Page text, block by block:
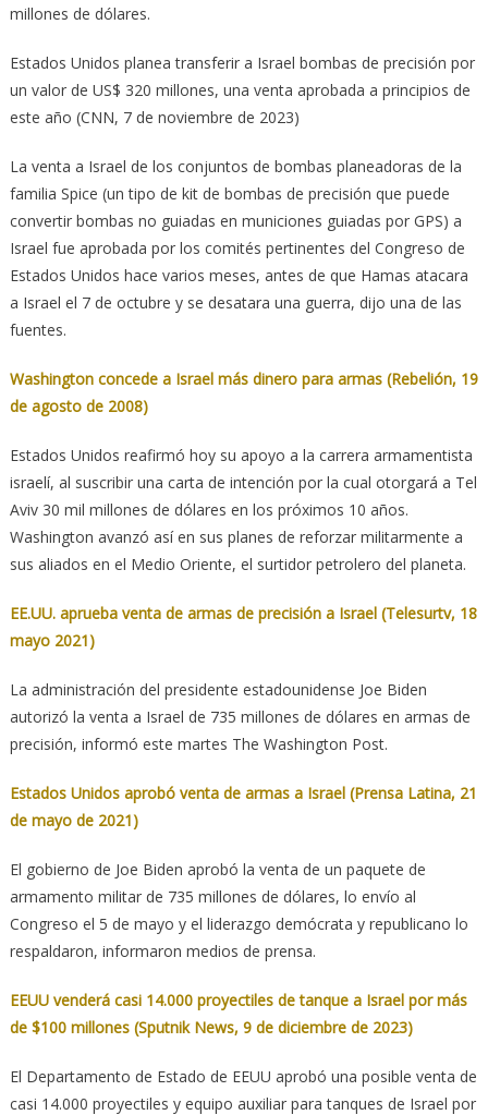
millones de dólares.
Estados Unidos planea transferir a Israel bombas de precisión por
un valor de US$ 320 millones, una venta aprobada a principios de
este año (CNN, 7 de noviembre de 2023)
La venta a Israel de los conjuntos de bombas planeadoras de la
familia Spice (un tipo de kit de bombas de precisión que puede
convertir bombas no guiadas en municiones guiadas por GPS) a
Israel fue aprobada por los comités pertinentes del Congreso de
Estados Unidos hace varios meses, antes de que Hamas atacara
a Israel el 7 de octubre y se desatara una guerra, dijo una de las
fuentes.
Washington concede a Israel más dinero para armas (Rebelión, 19
de agosto de 2008)
Estados Unidos reafirmó hoy su apoyo a la carrera armamentista
israelí, al suscribir una carta de intención por la cual otorgará a Tel
Aviv 30 mil millones de dólares en los próximos 10 años.
Washington avanzó así en sus planes de reforzar militarmente a
sus aliados en el Medio Oriente, el surtidor petrolero del planeta.
EE.UU. aprueba venta de armas de precisión a Israel (Telesurtv, 18
mayo 2021)
La administración del presidente estadounidense Joe Biden
autorizó la venta a Israel de 735 millones de dólares en armas de
precisión, informó este martes The Washington Post.
Estados Unidos aprobó venta de armas a Israel (Prensa Latina, 21
de mayo de 2021)
El gobierno de Joe Biden aprobó la venta de un paquete de
armamento militar de 735 millones de dólares, lo envío al
Congreso el 5 de mayo y el liderazgo demócrata y republicano lo
respaldaron, informaron medios de prensa.
EEUU venderá casi 14.000 proyectiles de tanque a Israel por más
de $100 millones (Sputnik News, 9 de diciembre de 2023)
El Departamento de Estado de EEUU aprobó una posible venta de
casi 14.000 proyectiles y equipo auxiliar para tanques de Israel por